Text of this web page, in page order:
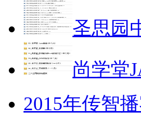
圣思园
尚学堂
2015年传智